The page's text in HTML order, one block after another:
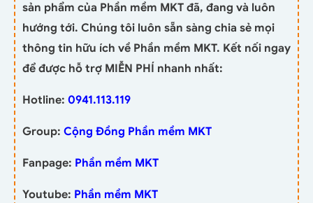
sản phẩm của Phần mềm MKT đã, đang và luôn
hướng tới. Chúng tôi luôn sẵn sàng chia sẻ mọi
thông tin hữu ích về Phần mềm MKT. Kết nối ngay
để được hỗ trợ MIỄN PHÍ nhanh nhất:
Hotline: 0941.113.119
Group: Cộng Đồng Phần mềm MKT
Fanpage: Phần mềm MKT
Youtube: Phần mềm MKT